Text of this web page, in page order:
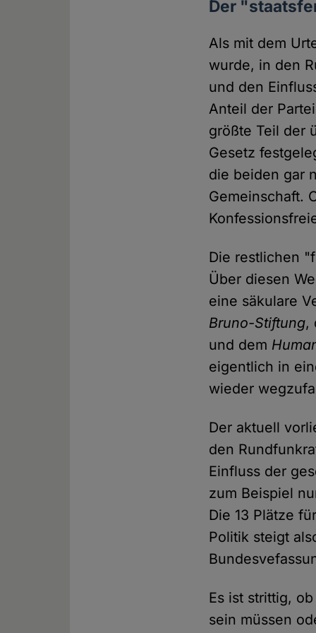
Der
Als mit dem
wurde, in den
und den
Anteil der
größte Teil der
Gesetz
die beiden gar
Gemeinschaft.
Die restlichen
Über diesen
eine säkulare
Bruno-Stiftung,
und dem
eigentlich in
wieder
Der aktuell
den
Einfluss der
zum Beispiel
Die 13 Plätze
Politik steigt
Es ist strittig,
sein müssen